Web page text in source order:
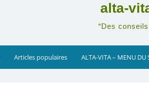
alta-
“Des
Articles populaires ALTA-VITA – MENU DU